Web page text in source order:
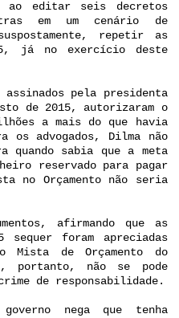
ao editar seis decretos
em um cenário de
repetir as
já no exercício deste
assinados pela presidenta
de 2015, autorizaram o
a mais do que havia
os advogados, Dilma não
quando sabia que a meta
reservado para pagar
no Orçamento não seria
afirmando que as
sequer foram apreciadas
Mista de Orçamento do
portanto, não se pode
de responsabilidade.
nega que tenha